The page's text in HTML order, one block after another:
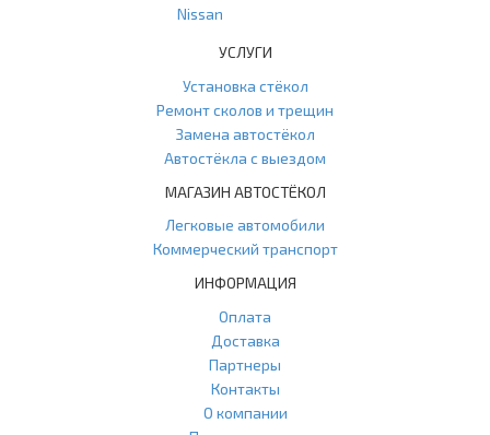
Nissan
УСЛУГИ
Установка стёкол
Ремонт сколов и трещин
Замена автостёкол
Автостёкла с выездом
МАГАЗИН АВТОСТЁКОЛ
Легковые автомобили
Коммерческий транспорт
ИНФОРМАЦИЯ
Оплата
Доставка
Партнеры
Контакты
О компании